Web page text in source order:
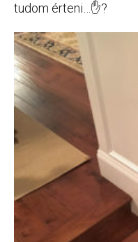
tudom érteni…✋?